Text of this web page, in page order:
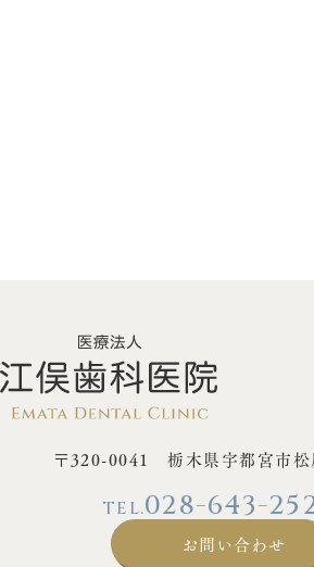
〒320-0041 栃木県宇都宮市
028-643-
お問い合わせ